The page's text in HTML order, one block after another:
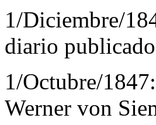
1/Diciembre/
diario
1/Octubre/1847:
Werner von